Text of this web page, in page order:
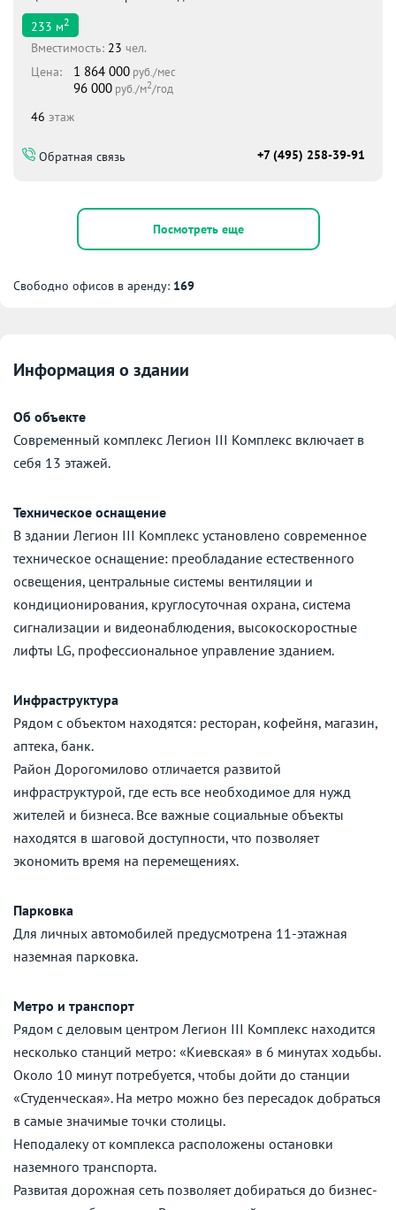
233 м2
Вместимоcть: 23 чел.
Цена:
1 864 000 руб./мес
96 000 руб./м2/год
46 этаж
Обратная связь +7 (495) 258-39-91
Посмотреть еще
Свободно офисов в аренду: 169
Информация о здании
Об объекте
Современный комплекс Легион III Комплекс включает в
себя 13 этажей.
Техническое оснащение
В здании Легион III Комплекс установлено современное
техническое оснащение: преобладание естественного
освещения, центральные системы вентиляции и
кондиционирования, круглосуточная охрана, система
сигнализации и видеонаблюдения, высокоскоростные
лифты LG, профессиональное управление зданием.
Инфраструктура
Рядом с объектом находятся: ресторан, кофейня, магазин,
аптека, банк.
Район Дорогомилово отличается развитой
инфраструктурой, где есть все необходимое для нужд
жителей и бизнеса. Все важные социальные объекты
находятся в шаговой доступности, что позволяет
экономить время на перемещениях.
Парковка
Для личных автомобилей предусмотрена 11-этажная
наземная парковка.
Метро и транспорт
Рядом с деловым центром Легион III Комплекс находится
несколько станций метро: «Киевская» в 6 минутах ходьбы.
Около 10 минут потребуется, чтобы дойти до станции
«Студенческая». На метро можно без пересадок добраться
в самые значимые точки столицы.
Неподалеку от комплекса расположены остановки
наземного транспорта.
Развитая дорожная сеть позволяет добираться до бизнес-